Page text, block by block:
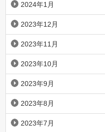
2024年1月
2023年12月
2023年11月
2023年10月
2023年9月
2023年8月
2023年7月